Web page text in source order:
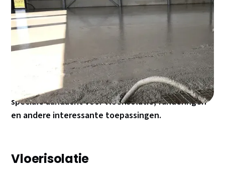
Schuimbeton is een innovatief en duurzaam
bouwmateriaal dat steeds populairder wordt
vanwege zijn uitstekende isolerende
eigenschappen, milieuvriendelijkheid en
veelzijdigheid. In dit artikel zullen we de
verschillende manieren verkennen waarop
schuimbeton kan worden gebruikt in de bouw, met
speciale aandacht voor vloerisolatie, funderingen
en andere interessante toepassingen.
Vloerisolatie